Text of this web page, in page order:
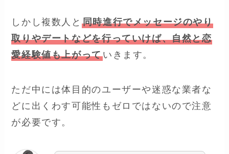
しかし複数人と 同時進行でメッセージのやり
取りやデートなどを行っていけば、自然と恋
愛経験値も上がっていきます。
ただ中には体目的のユーザーや迷惑な業者な
どに出くわす可能性もゼロではないので注意
が必要です。